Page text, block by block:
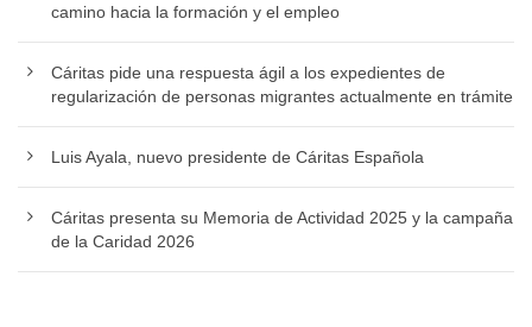
camino hacia la formación y el empleo
Cáritas pide una respuesta ágil a los expedientes de
regularización de personas migrantes actualmente en trámite
Luis Ayala, nuevo presidente de Cáritas Española
Cáritas presenta su Memoria de Actividad 2025 y la campaña
de la Caridad 2026